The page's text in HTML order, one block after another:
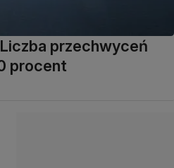
przechwyceń
procent